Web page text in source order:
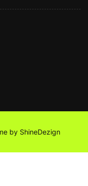
by ShineDezign